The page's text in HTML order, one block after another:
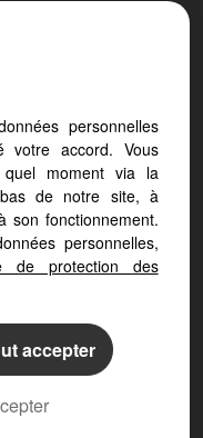
personnelles
votre accord. Vous
moment via la
de notre site, à
son fonctionnement.
personnelles,
de protection des
accepter